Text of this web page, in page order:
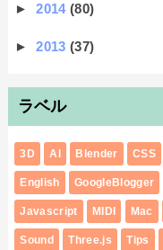
►2014(80)
►2013(37)
ラベル
3D AI Blender CSS
English GoogleBlogger
Javascript MIDI Mac
Sound Three.js Tips